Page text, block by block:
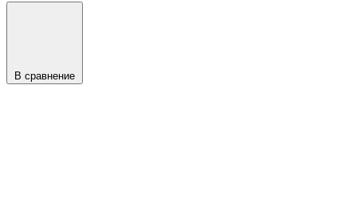
В сравнение